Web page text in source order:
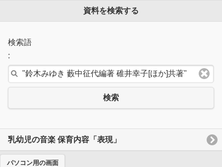
資料を検索する
検索語
:
検索
乳幼児の音楽 保育内容「表現」
パソコン用の画面